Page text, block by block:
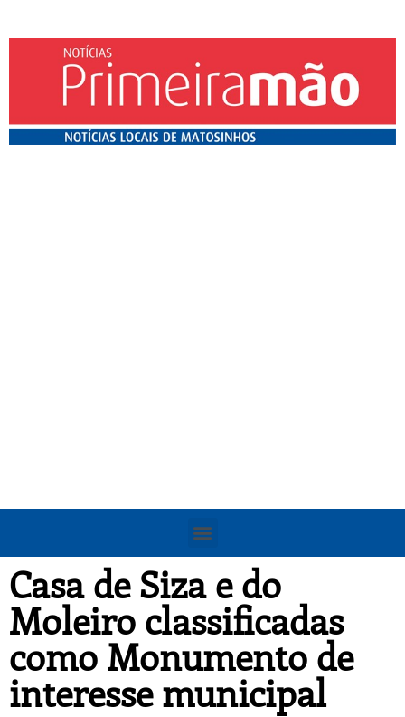
Casa de Siza e do
Moleiro classificadas
como Monumento de
interesse municipal